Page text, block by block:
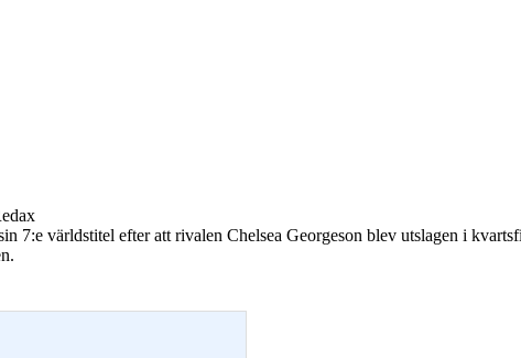
7:e världstitel efter att rivalen Chelsea Georgeson blev utslagen i